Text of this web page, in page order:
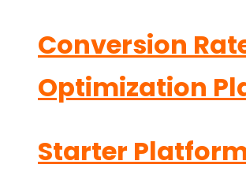
Conversion
Optimization
Starter